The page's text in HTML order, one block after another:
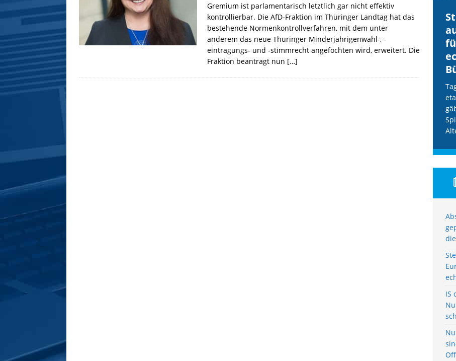
Gremium ist parlamentarisch letztlich gar nicht effektiv
kontrollierbar. Die AfD-Fraktion im Thüringer Landtag hat das
bestehende Normenkontrollverfahren, mit dem unter
anderem das neue Thüringer Minderjährigenwahl-, -
eintragungs- und -stimmrecht angefochten wird, erweitert. Die
Fraktion beantragt nun […]
CDU & Ampel wollen nach
der Wahl wieder Afghanen
einfliegen: Zeit für ein
Asylmoratorium!
IS